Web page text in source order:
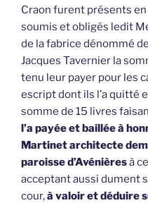
Craon furent présents
soumis et obligés ledit
de la fabrice dénommé
Jacques Tavernier la
tenu leur payer pour les
escript dont ils l’a quitté
somme de 15 livres
l’a payée et baillée à
Martinet architecte
paroisse d’Avénièresà
acceptant aussi dument
cour,à valoir et déduire